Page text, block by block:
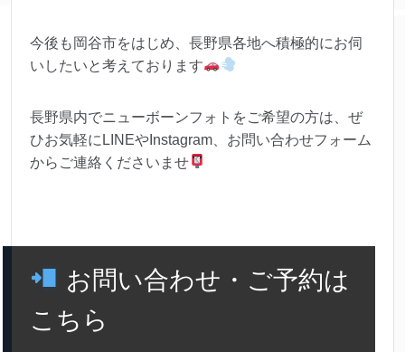
今後も岡谷市をはじめ、長野県各地へ積極的にお伺
いしたいと考えております
長野県内でニューボーンフォトをご希望の方は、ぜ
ひお気軽にLINEやInstagram、お問い合わせフォーム
からご連絡くださいませ
お問い合わせ・ご予約は
こちら